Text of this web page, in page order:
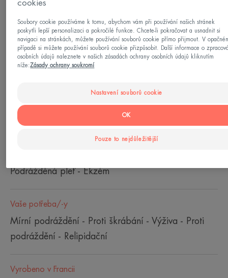
Vhodné pro
K očním víčkům - do vašich intimních oblastí - na
zátylku
Velmi suchá kůže - Svědění - kůže se sklonem k
svědění - Kůže se sklonem k atopii - Suchá
pokožka se sklonem k atopickému ekzému - kůže
Podrážděná pleť - Ekzém
Vaše potřeba/-y
Mírní podráždění - Proti škrábání - Výživa - Proti
podráždění - Relipidační
Vyrobeno v Francii
cookies
Soubory cookie používáme k tomu, abychom vám při používání našich stránek
poskytli lepší personalizaci a pokročilé funkce. Chcete-li pokračovat a usnadnit si
navigaci na stránkách, můžete používání souborů cookie přímo přijmout. V
případě si můžete používání souborů cookie přizpůsobit. Další informace o
osobních údajů naleznete v našich zásadách ochrany osobních údajů kliknutím
níže:Zásady ochrany soukromí
Nastavení souborů cookie
Pouze to nejdůležitější
OK